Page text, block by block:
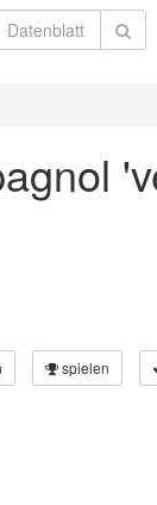
spielen